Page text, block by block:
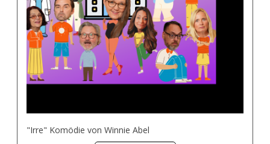
"Irre" Komödie von Winnie Abel